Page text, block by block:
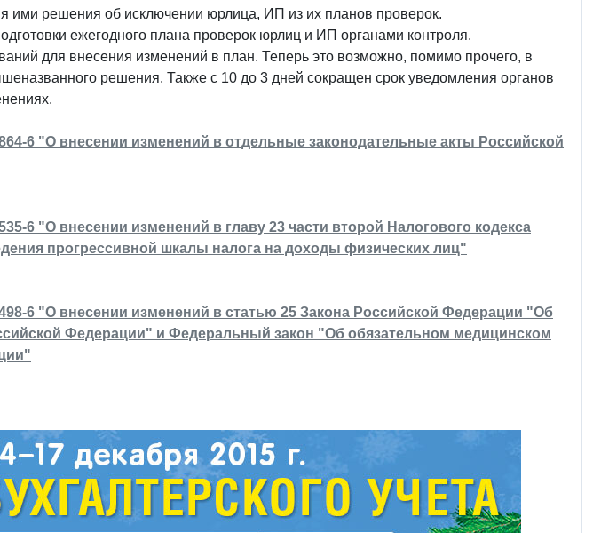
ими решения об исключении юрлица, ИП из их планов проверок.
ежегодного плана проверок юрлиц и ИП органами контроля.
для внесения изменений в план. Теперь это возможно, помимо прочего, в
решения. Также с 10 до 3 дней сокращен срок уведомления органов
6 "О внесении изменений в отдельные законодательные акты Российской
6 "О внесении изменений в главу 23 части второй Налогового кодекса
прогрессивной шкалы налога на доходы физических лиц"
6 "О внесении изменений в статью 25 Закона Российской Федерации "Об
Федерации" и Федеральный закон "Об обязательном медицинском